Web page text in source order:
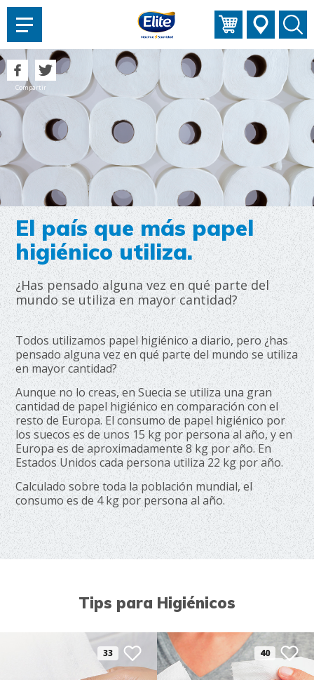
El país que más papel
higiénico utiliza.
¿Has pensado alguna vez en qué parte del
mundo se utiliza en mayor cantidad?
Compartir
Todos utilizamos papel higiénico a diario, pero ¿has
pensado alguna vez en qué parte del mundo se utiliza
en mayor cantidad?
Aunque no lo creas, en Suecia se utiliza una gran
cantidad de papel higiénico en comparación con el
resto de Europa. El consumo de papel higiénico por
los suecos es de unos 15 kg por persona al año, y en
Europa es de aproximadamente 8 kg por año. En
Estados Unidos cada persona utiliza 22 kg por año.
Calculado sobre toda la población mundial, el
consumo es de 4 kg por persona al año.
Tips para Higiénicos
33 40